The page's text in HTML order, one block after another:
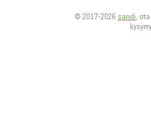
© 2017-2026 sandi,